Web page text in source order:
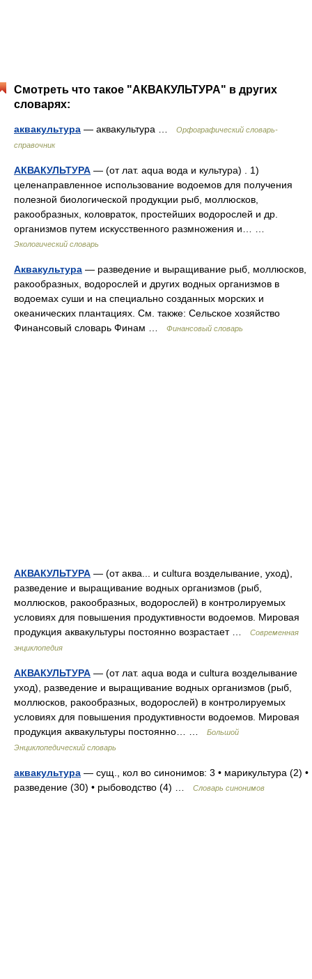
Смотреть что такое "АКВАКУЛЬТУРА" в других
словарях:
аквакультура — аквакультура …
Орфографический словарь-
справочник
АКВАКУЛЬТУРА — (от лат. aqua вода и культура) . 1)
целенаправленное использование водоемов для получения
полезной биологической продукции рыб, моллюсков,
ракообразных, коловраток, простейших водорослей и др.
организмов путем искусственного размножения и… …
Экологический словарь
Аквакультура — разведение и выращивание рыб, моллюсков,
ракообразных, водорослей и других водных организмов в
водоемах суши и на специально созданных морских и
океанических плантациях. См. также: Сельское хозяйство
Финансовый словарь Финам …
Финансовый словарь
АКВАКУЛЬТУРА — (от аква... и cultura возделывание, уход),
разведение и выращивание водных организмов (рыб,
моллюсков, ракообразных, водорослей) в контролируемых
условиях для повышения продуктивности водоемов. Мировая
продукция аквакультуры постоянно возрастает …
Современная
энциклопедия
АКВАКУЛЬТУРА — (от лат. aqua вода и cultura возделывание
уход), разведение и выращивание водных организмов (рыб,
моллюсков, ракообразных, водорослей) в контролируемых
условиях для повышения продуктивности водоемов. Мировая
продукция аквакультуры постоянно… …
Большой
Энциклопедический словарь
аквакультура — сущ., кол во синонимов: 3 • марикультура (2) •
разведение (30) • рыбоводство (4) …
Словарь синонимов